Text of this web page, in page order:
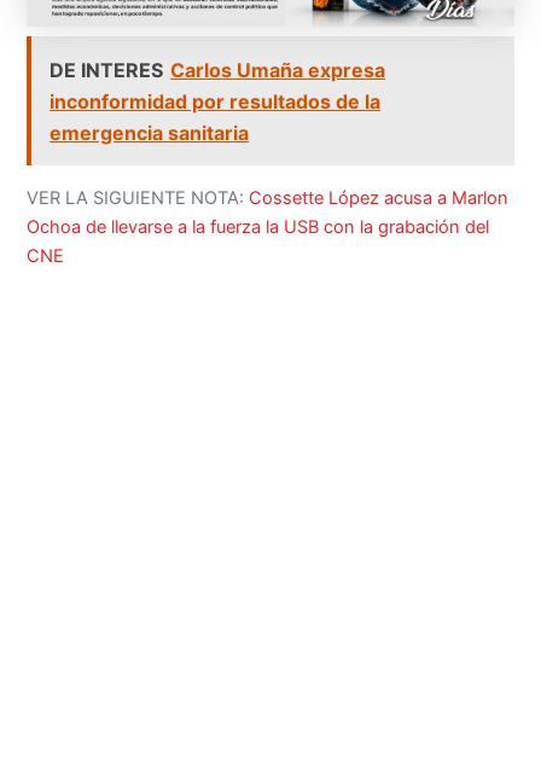
DE INTERES Carlos Umaña expresa
inconformidad por resultados de la
emergencia sanitaria
VER LA SIGUIENTE NOTA: Cossette López acusa a Marlon
Ochoa de llevarse a la fuerza la USB con la grabación del
CNE